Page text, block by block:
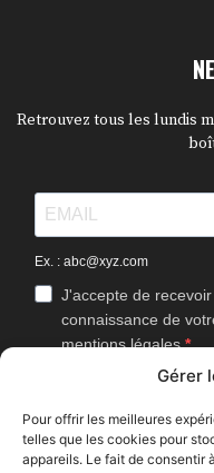
Gérer
Pour offrir les meilleures
telles que les cookies pour
appareils. Le fait de consentir
Retrouvez tous les lundis
Ex. : abc@xyz.com
J'accepte de
connaissance de
mentions légales.
Vous pouvez vous
J'accepte que Bike